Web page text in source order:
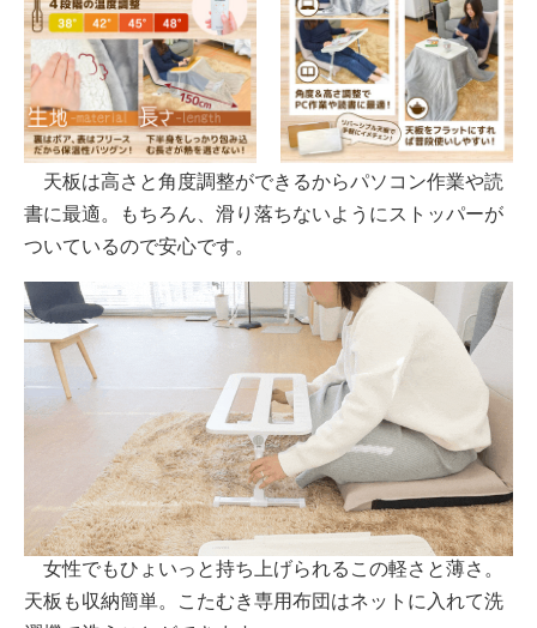
天板は高さと角度調整ができるからパソコン作業や読
書に最適。もちろん、滑り落ちないようにストッパーが
ついているので安心です。
女性でもひょいっと持ち上げられるこの軽さと薄さ。
天板も収納簡単。こたむき専用布団はネットに入れて洗